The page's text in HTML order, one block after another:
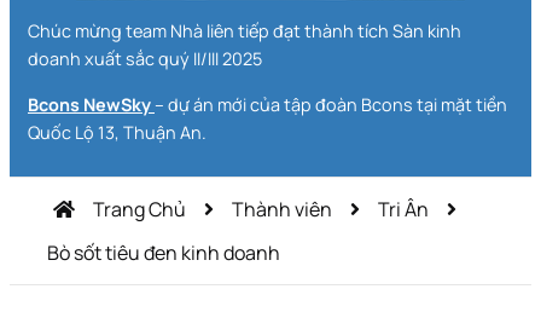
Chúc mừng team Nhà liên tiếp đạt thành tích Sàn kinh
doanh xuất sắc quý II/III 2025
Bcons NewSky– dự án mới của tập đoàn Bcons tại mặt tiền
Quốc Lộ 13, Thuận An.
Trang Chủ Thành viên
Tri Ân
Bò sốt tiêu đen kinh doanh